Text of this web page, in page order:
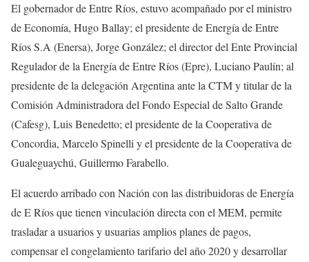
El gobernador de Entre Ríos, estuvo acompañado por el ministro
de Economía, Hugo Ballay; el presidente de Energía de Entre
Ríos S.A (Enersa), Jorge González; el director del Ente Provincial
Regulador de la Energía de Entre Ríos (Epre), Luciano Paulín; al
presidente de la delegación Argentina ante la CTM y titular de la
Comisión Administradora del Fondo Especial de Salto Grande
(Cafesg), Luis Benedetto; el presidente de la Cooperativa de
Concordia, Marcelo Spinelli y el presidente de la Cooperativa de
Gualeguaychú, Guillermo Farabello.
El acuerdo arribado con Nación con las distribuidoras de Energía
de E Ríos que tienen vinculación directa con el MEM, permite
trasladar a usuarios y usuarias amplios planes de pagos,
compensar el congelamiento tarifario del año 2020 y desarrollar